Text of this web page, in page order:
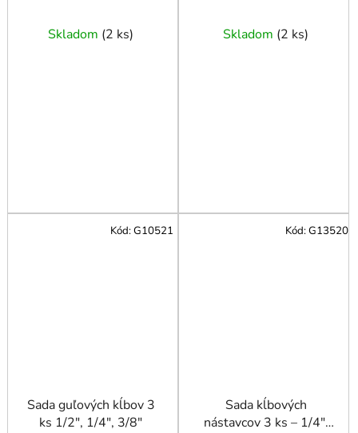
Skladom (2 ks)
Skladom (2 ks)
Sada guľových kĺbov 3
ks 1/2", 1/4", 3/8"
Kód:G10521
Sada kĺbových
nástavcov 3 ks – 1/4",
Kód:G13520